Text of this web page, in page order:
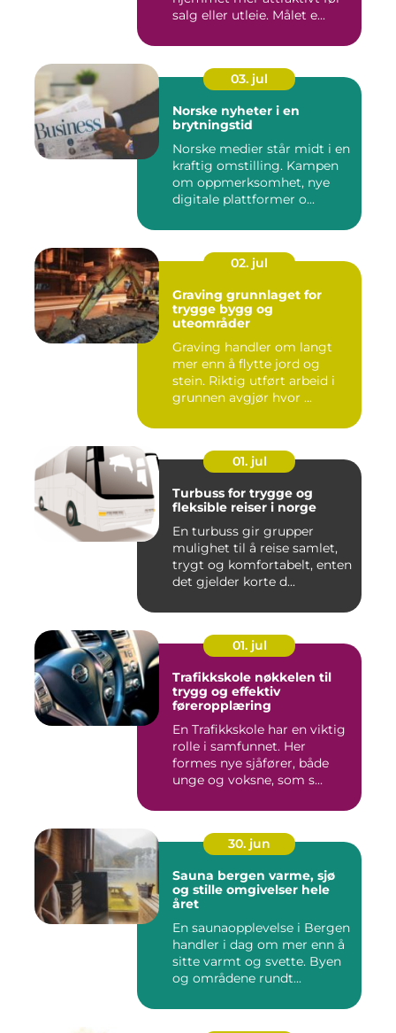
salg eller utleie. Målet e...
03. jul
Norske nyheter i en
brytningstid
Norske medier står midt i en
kraftig omstilling. Kampen
om oppmerksomhet, nye
digitale plattformer o...
02. jul
Graving grunnlaget for
trygge bygg og
uteområder
Graving handler om langt
mer enn å flytte jord og
stein. Riktig utført arbeid i
grunnen avgjør hvor ...
01. jul
Turbuss for trygge og
fleksible reiser i norge
En turbuss gir grupper
mulighet til å reise samlet,
trygt og komfortabelt, enten
det gjelder korte d...
01. jul
Trafikkskole nøkkelen til
trygg og effektiv
føreropplæring
En Trafikkskole har en viktig
rolle i samfunnet. Her
formes nye sjåfører, både
unge og voksne, som s...
30. jun
Sauna bergen varme, sjø
og stille omgivelser hele
året
En saunaopplevelse i Bergen
handler i dag om mer enn å
sitte varmt og svette. Byen
og områdene rundt...